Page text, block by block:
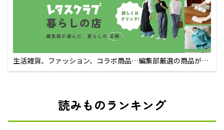
生活雑貨、ファッション、コラボ商品…編集部厳選の商品が買
えるECサイト
読みものランキング